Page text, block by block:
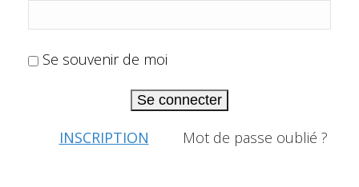
Se souvenir de moi
Se connecter
INSCRIPTION Mot de passe oublié ?